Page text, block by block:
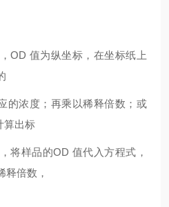
OD 值为纵坐标，在坐标纸上
的浓度；再乘以稀释倍数；或
算出标
将样品的OD 值代入方程式，
释倍数，